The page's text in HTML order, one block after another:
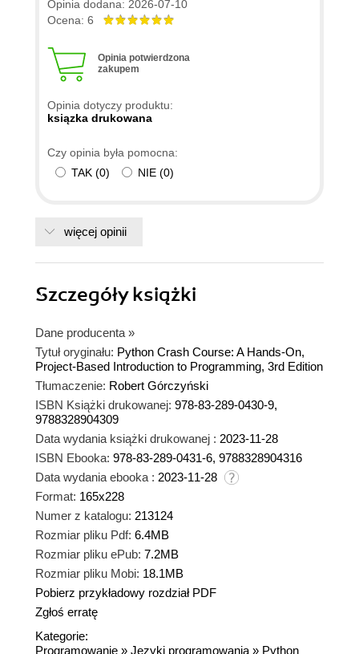
wyjaśnieniem znaczenia opisywanych pojęć.
do systemu i testuje. Polecam lekturę dla osob
zaczynających przygodę z Python.
Opinia dodana: 2026-07-10
Ocena: 6
Opinia potwierdzona
zakupem
Opinia dotyczy produktu:
ksiązka drukowana
Czy opinia była pomocna:
TAK (0) NIE (0)
więcej opinii
Szczegółyksiążki
Dane producenta »
Tytuł oryginału: Python Crash Course: A Hands-On,
Project-Based Introduction to Programming, 3rd Edition
Tłumaczenie: Robert Górczyński
ISBN Książki drukowanej: 978-83-289-0430-9,
9788328904309
Data wydania książki drukowanej : 2023-11-28
ISBN Ebooka: 978-83-289-0431-6, 9788328904316
Data wydania ebooka : 2023-11-28
Format: 165x228
Numer z katalogu: 213124
Rozmiar pliku Pdf: 6.4MB
Rozmiar pliku ePub: 7.2MB
Rozmiar pliku Mobi: 18.1MB
Pobierz przykładowy rozdział PDF
Zgłoś erratę
Kategorie:
Programowanie » Języki programowania » Python